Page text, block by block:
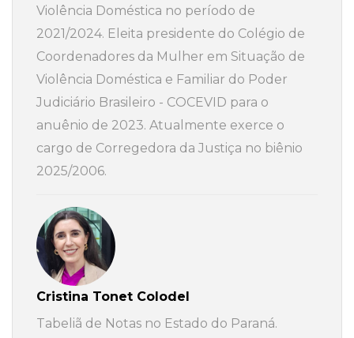
Violência Doméstica no período de
2021/2024. Eleita presidente do Colégio de
Coordenadores da Mulher em Situação de
Violência Doméstica e Familiar do Poder
Judiciário Brasileiro - COCEVID para o
anuênio de 2023. Atualmente exerce o
cargo de Corregedora da Justiça no biênio
2025/2006.
Cristina Tonet Colodel
Tabeliã de Notas no Estado do Paraná.